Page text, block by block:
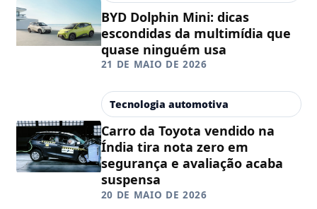
BYD Dolphin Mini: dicas
escondidas da multimídia que
quase ninguém usa
21 DE MAIO DE 2026
Tecnologia automotiva
Carro da Toyota vendido na
Índia tira nota zero em
segurança e avaliação acaba
suspensa
20 DE MAIO DE 2026